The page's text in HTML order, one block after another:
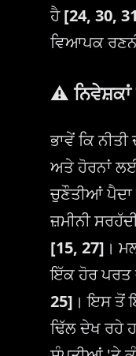
ਹੈ[24, 30,
ਵਿਆਪਕ
⚠️
ਭਾਵੇਂ ਕਿ
ਅਤੇ ਹੋਰਨਾਂ
ਚੁਣੌਤੀਆਂ ਪੈਦਾ
ਜ਼ਮੀਨੀ
[15, 27] ।
ਇੱਕ ਹੋਰ ਪਰਤ
25] । ਇਸ ਤੋਂ
ਢਿੱਲ ਦੇਖ ਰਹੇ